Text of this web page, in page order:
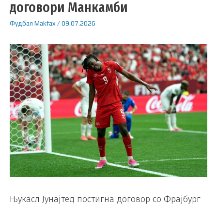
договори Манкамби
Фудбал Makfax /09.07.2026
Њукасл Јунајтед постигна договор со Фрајбург